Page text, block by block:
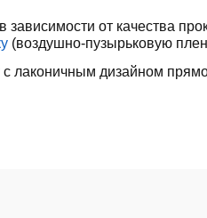
от качества
(воздушно-пузырьковую
с лаконичным дизайном